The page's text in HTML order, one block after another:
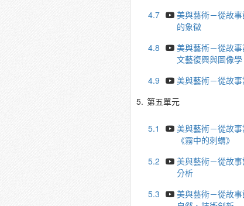
4.7
美與藝術－從故
的象徵
4.8
美與藝術－從故
文藝復興與圖像學
4.9
美與藝術－從故
5. 第五單元
5.1
美與藝術－從故
《霧中的刺蝟》
5.2
美與藝術－從故
分析
5.3
美與藝術－從故